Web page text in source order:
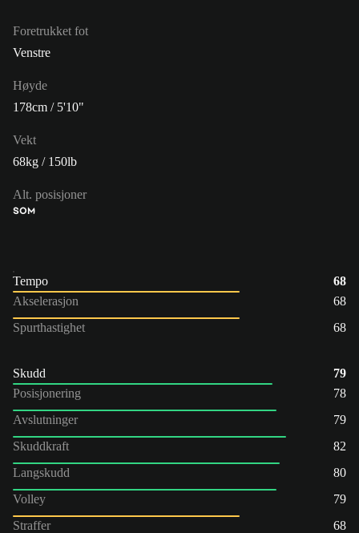
Foretrukket fot
Venstre
Høyde
178cm / 5'10"
Vekt
68kg / 150lb
Alt. posisjoner
SOM
Tempo
68
Akselerasjon
68
Spurthastighet
68
Skudd
79
Posisjonering
78
Avslutninger
79
Skuddkraft
82
Langskudd
80
Volley
79
Straffer
68